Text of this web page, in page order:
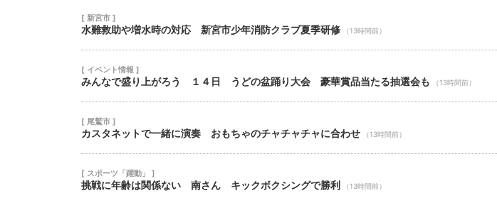
[ 新宮市 ]
水難救助や増水時の対応 新宮市少年消防クラブ夏季研修 （13時間前）
[ イベント情報 ]
みんなで盛り上がろう １４日 うどの盆踊り大会 豪華賞品当たる抽選会も （13時間前）
[ 尾鷲市 ]
カスタネットで一緒に演奏 おもちゃのチャチャチャに合わせ （13時間前）
[ スポーツ「躍動」 ]
挑戦に年齢は関係ない 南さん キックボクシングで勝利 （13時間前）